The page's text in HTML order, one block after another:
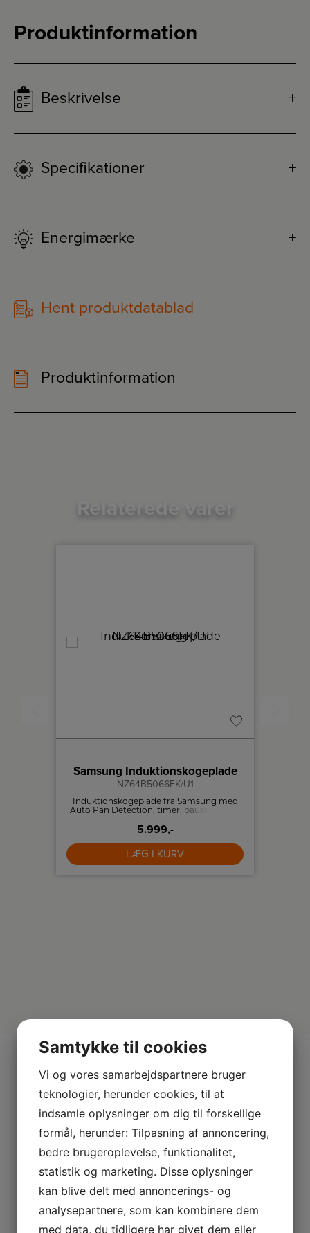
Produktinformation
Beskrivelse
Specifikationer
Energimærke
Hent produktdatablad
Produktinformation
Relaterede varer
Samsung Induktionskogeplade
NZ64B5066FK/U1
Induktionskogeplade fra Samsung med
Auto Pan Detection, timer, pausetilstand
5.999,-
LÆG I KURV
Mere fra Gram
Samtykke til cookies
Vi og vores samarbejdspartnere bruger
teknologier, herunder cookies, til at
indsamle oplysninger om dig til forskellige
formål, herunder: Tilpasning af annoncering,
bedre brugeroplevelse, funktionalitet,
statistik og marketing. Disse oplysninger
kan blive delt med annoncerings- og
analysepartnere, som kan kombinere dem
med data, du tidligere har givet dem eller